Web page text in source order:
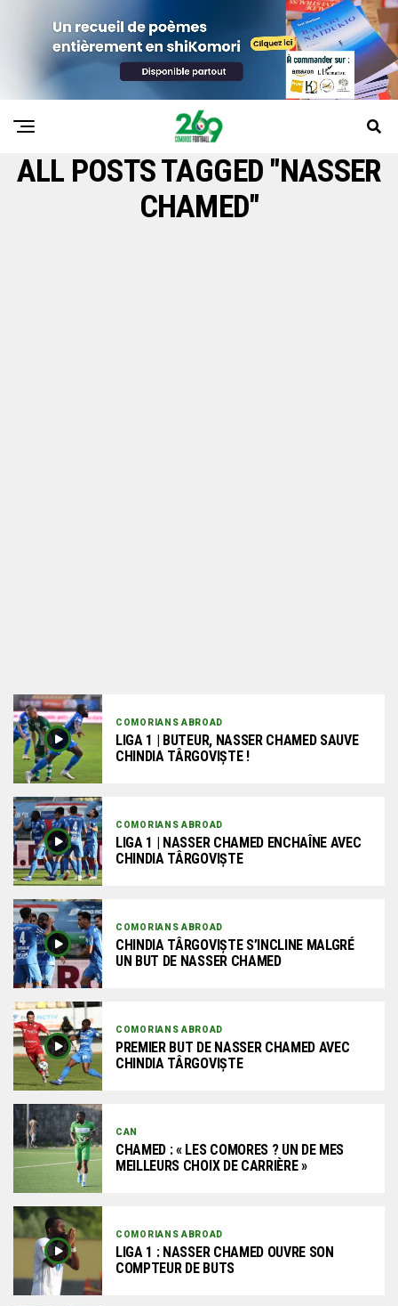
ALL POSTS TAGGED "NASSER
CHAMED"
COMORIANS ABROAD
LIGA 1 | BUTEUR, NASSER CHAMED SAUVE
CHINDIA TÂRGOVIȘTE !
COMORIANS ABROAD
LIGA 1 | NASSER CHAMED ENCHAÎNE AVEC
CHINDIA TÂRGOVIȘTE
COMORIANS ABROAD
CHINDIA TÂRGOVIȘTE S’INCLINE MALGRÉ
UN BUT DE NASSER CHAMED
COMORIANS ABROAD
PREMIER BUT DE NASSER CHAMED AVEC
CHINDIA TÂRGOVIȘTE
CAN
CHAMED : « LES COMORES ? UN DE MES
MEILLEURS CHOIX DE CARRIÈRE »
COMORIANS ABROAD
LIGA 1 : NASSER CHAMED OUVRE SON
COMPTEUR DE BUTS